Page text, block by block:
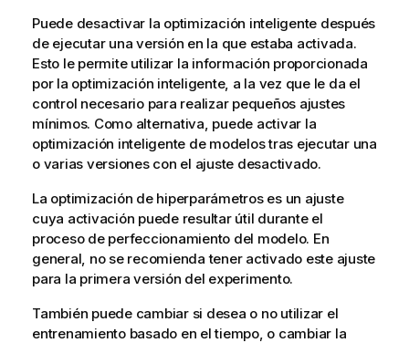
Puede desactivar la optimización inteligente después
de ejecutar una versión en la que estaba activada.
Esto le permite utilizar la información proporcionada
por la optimización inteligente, a la vez que le da el
control necesario para realizar pequeños ajustes
mínimos. Como alternativa, puede activar la
optimización inteligente de modelos tras ejecutar una
o varias versiones con el ajuste desactivado.
La optimización de hiperparámetros es un ajuste
cuya activación puede resultar útil durante el
proceso de perfeccionamiento del modelo. En
general, no se recomienda tener activado este ajuste
para la primera versión del experimento.
También puede cambiar si desea o no utilizar el
entrenamiento basado en el tiempo, o cambiar la